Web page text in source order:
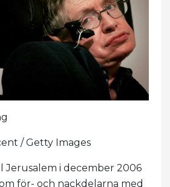
/ Getty Images
Jerusalem i december 2006
för- och nackdelarna med